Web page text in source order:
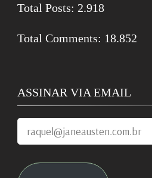
Total Posts: 2.918
Total Comments: 18.852
ASSINAR VIA EMAIL
raquel@janeausten.com.br